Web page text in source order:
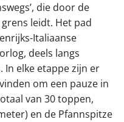
die door de
leidt. Het pad
Italiaanse
deels langs
elke etappe zijn er
om een pauze in
van 30 toppen,
en de Pfannspitze